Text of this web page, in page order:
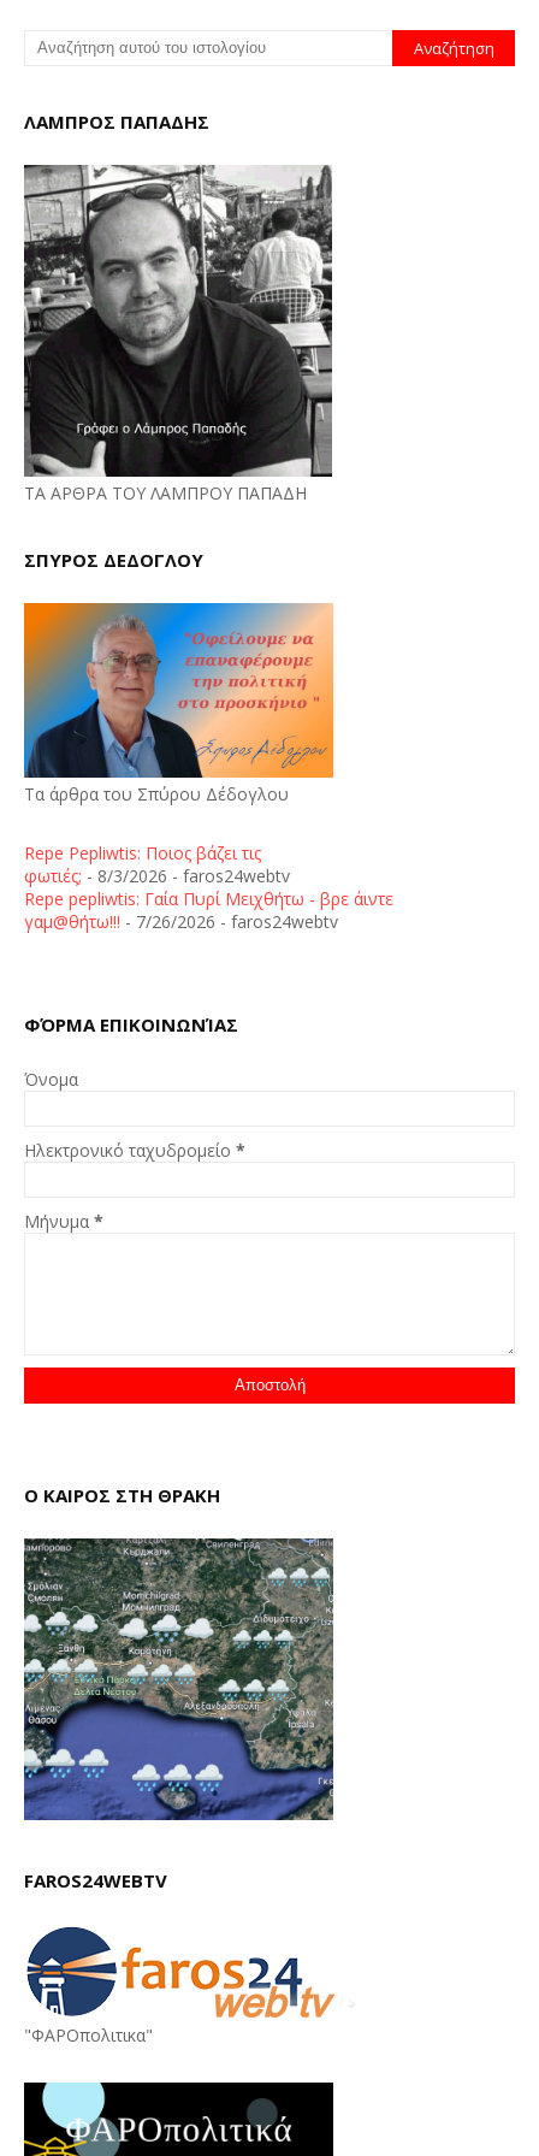
ΛΑΜΠΡΟΣ ΠΑΠΑΔΗΣ
ΤΑ ΑΡΘΡΑ ΤΟΥ ΛΑΜΠΡΟΥ ΠΑΠΑΔΗ
ΣΠΥΡΟΣ ΔΕΔΟΓΛΟΥ
Τα άρθρα του Σπύρου Δέδογλου
Repe Pepliwtis: Ποιος βάζει τις
φωτιές; - 8/3/2026 - faros24webtv
Repe pepliwtis: Γαία Πυρί Μειχθήτω - βρε άιντε
γαμ@θήτω!!! - 7/26/2026 - faros24webtv
ΦΌΡΜΑ ΕΠΙΚΟΙΝΩΝΊΑΣ
Όνομα
Ηλεκτρονικό ταχυδρομείο *
Μήνυμα *
Ο ΚΑΙΡΟΣ ΣΤΗ ΘΡΑΚΗ
FAROS24WEBTV
"ΦΑΡΟπολιτικα"